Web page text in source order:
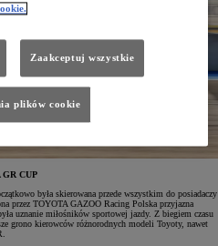
GR CUP
była skierowana przede wszystkim do posiadaczy
przez TOYOTA GAZOO Racing Polska przyjazna
uznanie miłośników sportowej jazdy. Z biegiem czasu
grono kierowców różnorodnych modeli Toyoty, nawet
Zaakceptuj wszystkie
plików cookie